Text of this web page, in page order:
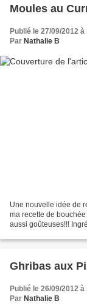
Moules au
Publié le 27/09/2012 à
Par Nathalie B
Une nouvelle idée de
ma recette de
aussi goûteuses!!!
Ghribas aux
Publié le 26/09/2012 à
Par Nathalie B